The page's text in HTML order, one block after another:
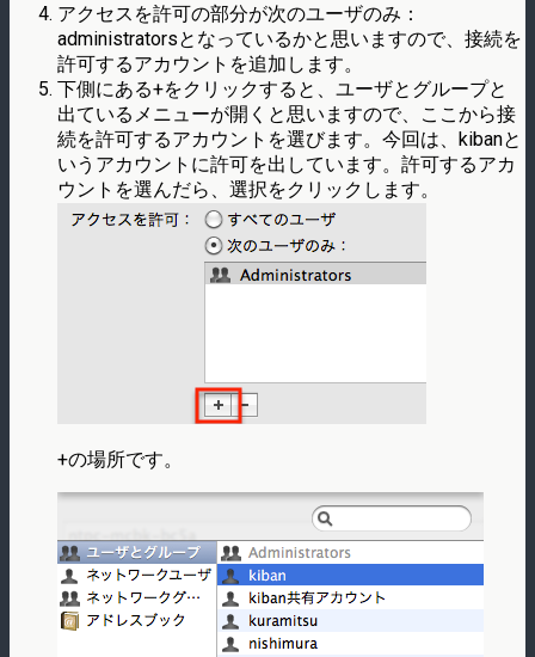
アクセスを許可の部分が次のユーザのみ：
administratorsとなっているかと思いますので、接続を
許可するアカウントを追加します。
下側にある+をクリックすると、ユーザとグループと
出ているメニューが開くと思いますので、ここから接
続を許可するアカウントを選びます。今回は、kibanと
いうアカウントに許可を出しています。許可するアカ
ウントを選んだら、選択をクリックします。
+の場所です。